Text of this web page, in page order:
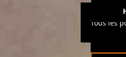
Tous les